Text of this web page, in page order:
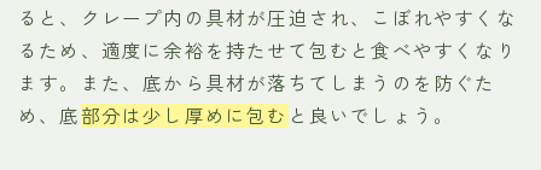
ると、クレープ内の具材が圧迫され、こぼれやすくな
るため、適度に余裕を持たせて包むと食べやすくなり
ます。また、底から具材が落ちてしまうのを防ぐた
め、底部分は少し厚めに包む と良いでしょう。